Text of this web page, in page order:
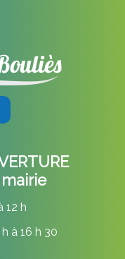
12 h
à 16 h 30